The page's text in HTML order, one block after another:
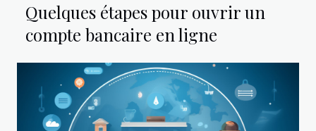
Quelques étapes pour ouvrir un
compte bancaire en ligne